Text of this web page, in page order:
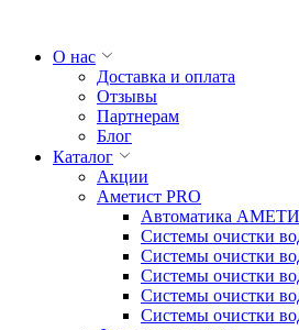
О нас
Доставка и оплата
Отзывы
Партнерам
Блог
Каталог
Акции
Аметист PRO
Автоматика
Системы очистки
Системы очистки
Системы очистки
Системы очистки
Системы очистки